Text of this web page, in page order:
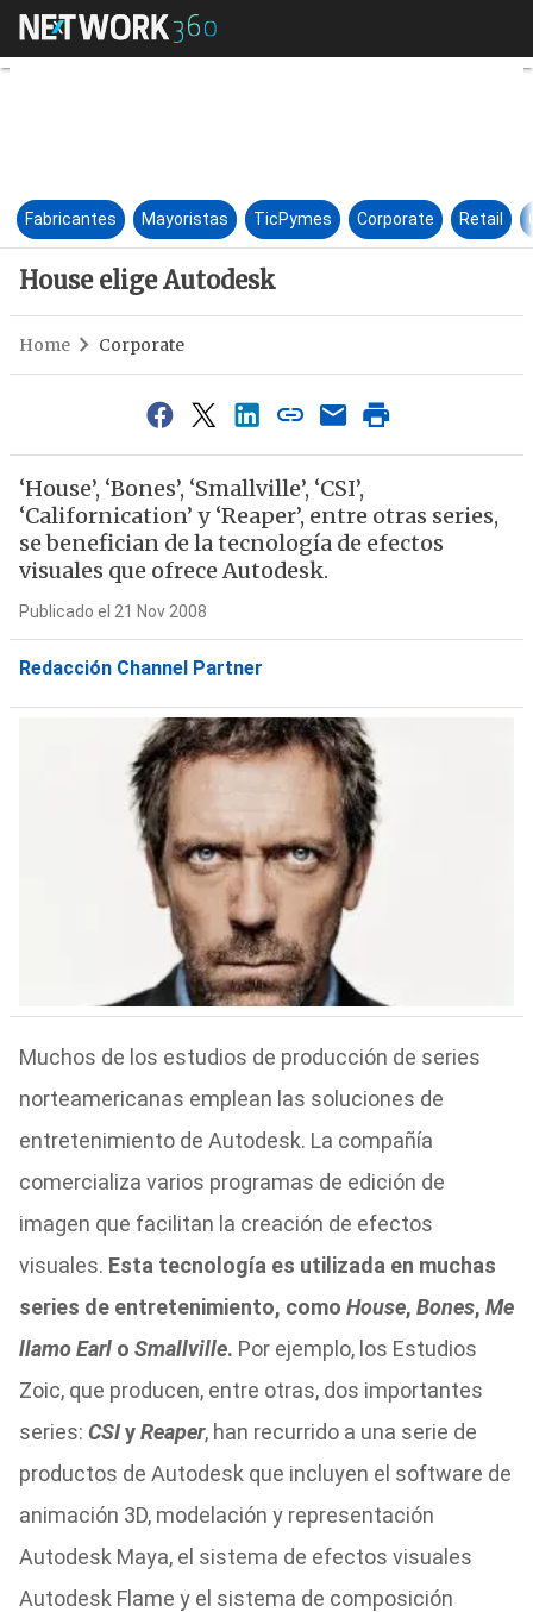
House elige Autodesk
Fabricantes Mayoristas TicPymes Corporate Retail
House elige Autodesk
Home Corporate
‘House’, ‘Bones’, ‘Smallville’, ‘CSI’,
‘Californication’ y ‘Reaper’, entre otras series,
se benefician de la tecnología de efectos
visuales que ofrece Autodesk.
Publicado el 21 Nov 2008
Redacción Channel Partner
Muchos de los estudios de producción de series
norteamericanas emplean las soluciones de
entretenimiento de Autodesk. La compañía
comercializa varios programas de edición de
imagen que facilitan la creación de efectos
visuales. Esta tecnología es utilizada en muchas
series de entretenimiento, como House, Bones, Me
llamo Earlo Smallville. Por ejemplo, los Estudios
Zoic, que producen, entre otras, dos importantes
series: CSIyReaper, han recurrido a una serie de
productos de Autodesk que incluyen el software de
animación 3D, modelación y representación
Autodesk Maya, el sistema de efectos visuales
Autodesk Flame y el sistema de composición